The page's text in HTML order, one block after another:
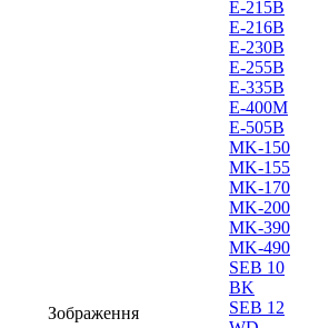
Зображення
E-215B
E-216B
E-230B
E-255B
E-335B
E-400M
E-505B
MK-150
MK-155
MK-170
MK-200
MK-390
MK-490
SEB 10
BK
SEB 12